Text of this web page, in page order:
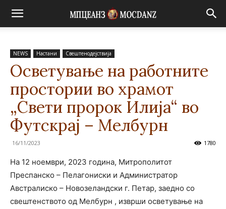
NEWS Настани Свештенодејствија
Осветување на работните
простории во храмот
„Свети пророк Илија“ во
Футскрај – Мелбурн
16/11/2023 1780
На 12 ноември, 2023 година, Митрополитот
Преспанско – Пелагониски и Администратор
Австралиско – Новозеландски г. Петар, заедно со
свештенството од Мелбурн , изврши осветување на